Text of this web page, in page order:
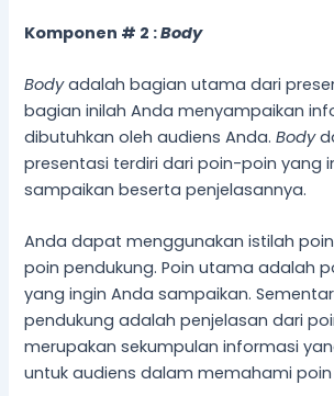
Komponen # 2 :Body
Bodyadalah bagian utama dari
bagian inilah Anda menyampaikan
dibutuhkan oleh audiens Anda.Body
presentasi terdiri dari poin-poin yang
sampaikan beserta penjelasannya.
Anda dapat menggunakan istilah
poin pendukung. Poin utama adalah
yang ingin Anda sampaikan.
pendukung adalah penjelasan dari
merupakan sekumpulan informasi
untuk audiens dalam memahami